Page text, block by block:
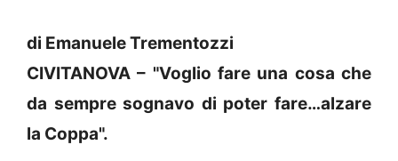
di Emanuele Trementozzi
CIVITANOVA – "Voglio fare una cosa che
da sempre sognavo di poter fare…alzare
la Coppa".